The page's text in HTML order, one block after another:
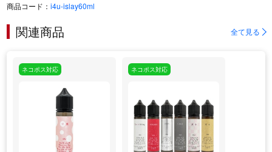
商品コード：i4u-islay60ml
関連商品 全て見る
ネコポス対応 ネコポス対応